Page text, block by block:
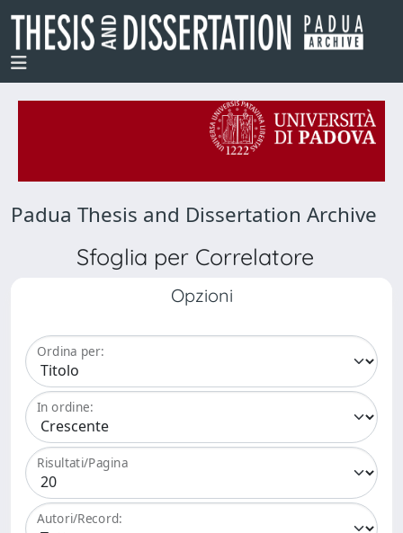
Padua Thesis and Dissertation Archive
Sfoglia per Correlatore
Opzioni
Ordina per:
In ordine:
Risultati/Pagina
Autori/Record: